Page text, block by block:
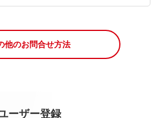
他のお問合せ方法
ーザー登録